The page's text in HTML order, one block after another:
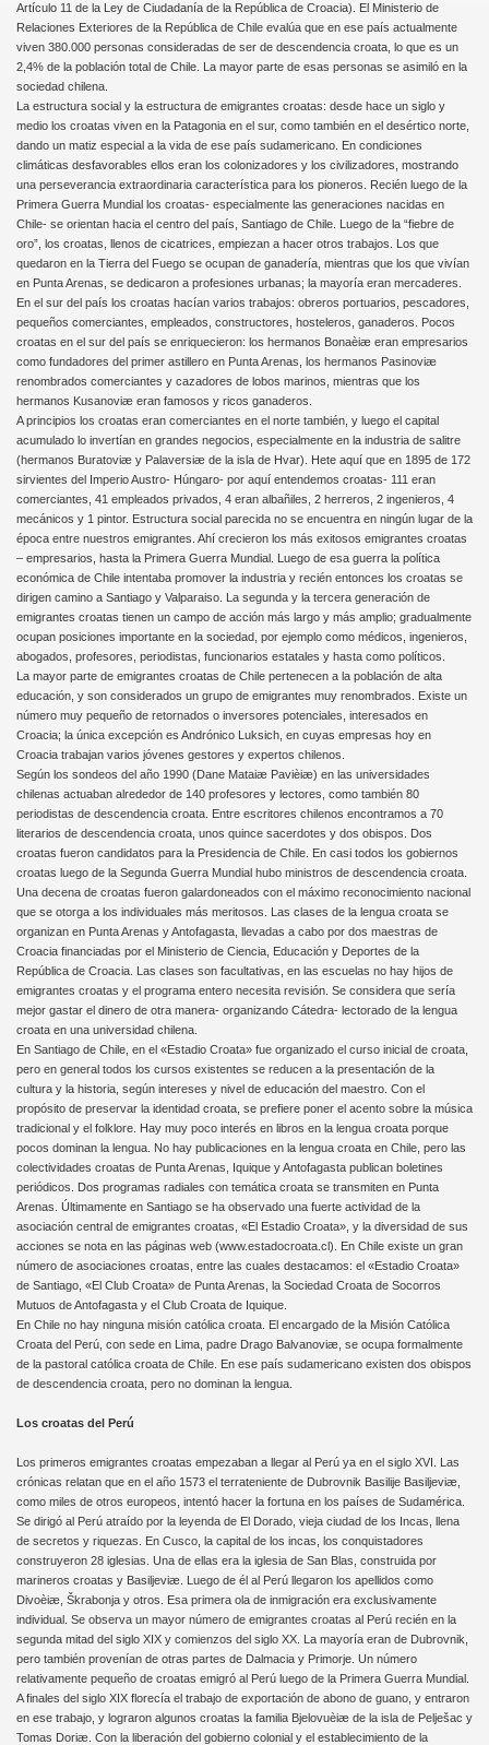
Artículo 11 de la Ley de Ciudadanía de la República de Croacia). El Ministerio de
Relaciones Exteriores de la República de Chile evalúa que en ese país actualmente
viven 380.000 personas consideradas de ser de descendencia croata, lo que es un
2,4% de la población total de Chile. La mayor parte de esas personas se asimiló en la
sociedad chilena.
La estructura social y la estructura de emigrantes croatas: desde hace un siglo y
medio los croatas viven en la Patagonia en el sur, como también en el desértico norte,
dando un matiz especial a la vida de ese país sudamericano. En condiciones
climáticas desfavorables ellos eran los colonizadores y los civilizadores, mostrando
una perseverancia extraordinaria característica para los pioneros. Recién luego de la
Primera Guerra Mundial los croatas- especialmente las generaciones nacidas en
Chile- se orientan hacia el centro del país, Santiago de Chile. Luego de la “fiebre de
oro”, los croatas, llenos de cicatrices, empiezan a hacer otros trabajos. Los que
quedaron en la Tierra del Fuego se ocupan de ganadería, mientras que los que vivían
en Punta Arenas, se dedicaron a profesiones urbanas; la mayoría eran mercaderes.
En el sur del país los croatas hacían varios trabajos: obreros portuarios, pescadores,
pequeños comerciantes, empleados, constructores, hosteleros, ganaderos. Pocos
croatas en el sur del país se enriquecieron: los hermanos Bonaèiæ eran empresarios
como fundadores del primer astillero en Punta Arenas, los hermanos Pasinoviæ
renombrados comerciantes y cazadores de lobos marinos, mientras que los
hermanos Kusanoviæ eran famosos y ricos ganaderos.
A principios los croatas eran comerciantes en el norte también, y luego el capital
acumulado lo invertían en grandes negocios, especialmente en la industria de salitre
(hermanos Buratoviæ y Palaversiæ de la isla de Hvar). Hete aquí que en 1895 de 172
sirvientes del Imperio Austro- Húngaro- por aquí entendemos croatas- 111 eran
comerciantes, 41 empleados privados, 4 eran albañiles, 2 herreros, 2 ingenieros, 4
mecánicos y 1 pintor. Estructura social parecida no se encuentra en ningún lugar de la
época entre nuestros emigrantes. Ahí crecieron los más exitosos emigrantes croatas
– empresarios, hasta la Primera Guerra Mundial. Luego de esa guerra la política
económica de Chile intentaba promover la industria y recién entonces los croatas se
dirigen camino a Santiago y Valparaiso. La segunda y la tercera generación de
emigrantes croatas tienen un campo de acción más largo y más amplio; gradualmente
ocupan posiciones importante en la sociedad, por ejemplo como médicos, ingenieros,
abogados, profesores, periodistas, funcionarios estatales y hasta como políticos.
La mayor parte de emigrantes croatas de Chile pertenecen a la población de alta
educación, y son considerados un grupo de emigrantes muy renombrados. Existe un
número muy pequeño de retornados o inversores potenciales, interesados en
Croacia; la única excepción es Andrónico Luksich, en cuyas empresas hoy en
Croacia trabajan varios jóvenes gestores y expertos chilenos.
Según los sondeos del año 1990 (Dane Mataiæ Pavièiæ) en las universidades
chilenas actuaban alrededor de 140 profesores y lectores, como también 80
periodistas de descendencia croata. Entre escritores chilenos encontramos a 70
literarios de descendencia croata, unos quince sacerdotes y dos obispos. Dos
croatas fueron candidatos para la Presidencia de Chile. En casi todos los gobiernos
croatas luego de la Segunda Guerra Mundial hubo ministros de descendencia croata.
Una decena de croatas fueron galardoneados con el máximo reconocimiento nacional
que se otorga a los individuales más meritosos. Las clases de la lengua croata se
organizan en Punta Arenas y Antofagasta, llevadas a cabo por dos maestras de
Croacia financiadas por el Ministerio de Ciencia, Educación y Deportes de la
República de Croacia. Las clases son facultativas, en las escuelas no hay hijos de
emigrantes croatas y el programa entero necesita revisión. Se considera que sería
mejor gastar el dinero de otra manera- organizando Cátedra- lectorado de la lengua
croata en una universidad chilena.
En Santiago de Chile, en el «Estadio Croata» fue organizado el curso inicial de croata,
pero en general todos los cursos existentes se reducen a la presentación de la
cultura y la historia, según intereses y nivel de educación del maestro. Con el
propósito de preservar la identidad croata, se prefiere poner el acento sobre la música
tradicional y el folklore. Hay muy poco interés en libros en la lengua croata porque
pocos dominan la lengua. No hay publicaciones en la lengua croata en Chile, pero las
colectividades croatas de Punta Arenas, Iquique y Antofagasta publican boletines
periódicos. Dos programas radiales con temática croata se transmiten en Punta
Arenas. Últimamente en Santiago se ha observado una fuerte actividad de la
asociación central de emigrantes croatas, «El Estadio Croata», y la diversidad de sus
acciones se nota en las páginas web (www.estadocroata.cl). En Chile existe un gran
número de asociaciones croatas, entre las cuales destacamos: el «Estadio Croata»
de Santiago, «El Club Croata» de Punta Arenas, la Sociedad Croata de Socorros
Mutuos de Antofagasta y el Club Croata de Iquique.
En Chile no hay ninguna misión católica croata. El encargado de la Misión Católica
Croata del Perú, con sede en Lima, padre Drago Balvanoviæ, se ocupa formalmente
de la pastoral católica croata de Chile. En ese país sudamericano existen dos obispos
de descendencia croata, pero no dominan la lengua.
Los croatas del Perú
Los primeros emigrantes croatas empezaban a llegar al Perú ya en el siglo XVI. Las
crónicas relatan que en el año 1573 el terrateniente de Dubrovnik Basilije Basiljeviæ,
como miles de otros europeos, intentó hacer la fortuna en los países de Sudamérica.
Se dirigó al Perú atraído por la leyenda de El Dorado, vieja ciudad de los Incas, llena
de secretos y riquezas. En Cusco, la capital de los incas, los conquistadores
construyeron 28 iglesias. Una de ellas era la iglesia de San Blas, construida por
marineros croatas y Basiljeviæ. Luego de él al Perú llegaron los apellidos como
Divoèiæ, Škrabonja y otros. Esa primera ola de inmigración era exclusivamente
individual. Se observa un mayor número de emigrantes croatas al Perú recién en la
segunda mitad del siglo XIX y comienzos del siglo XX. La mayoría eran de Dubrovnik,
pero también provenían de otras partes de Dalmacia y Primorje. Un número
relativamente pequeño de croatas emigró al Perú luego de la Primera Guerra Mundial.
A finales del siglo XIX florecía el trabajo de exportación de abono de guano, y entraron
en ese trabajo, y lograron algunos croatas la familia Bjelovuèiæ de la isla de Pelješac y
Tomas Doriæ. Con la liberación del gobierno colonial y el establecimiento de la